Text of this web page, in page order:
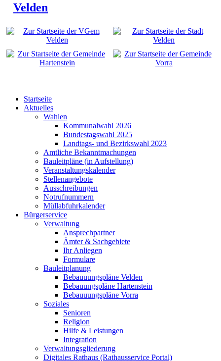
Startseite
Aktuelles
Wahlen
Kommunalwahl 2026
Bundestagswahl 2025
Landtags- und Bezirkswahl 2023
Amtliche Bekanntmachungen
Bauleitpläne (in Aufstellung)
Veranstaltungskalender
Stellenangebote
Ausschreibungen
Notrufnummern
Müllabfuhrkalender
Bürgerservice
Verwaltung
Ansprechpartner
Ämter & Sachgebiete
Ihr Anliegen
Formulare
Bauleitplanung
Bebauuungspläne Velden
Bebauungspläne Hartenstein
Bebauuungspläne Vorra
Soziales
Senioren
Religion
Hilfe & Leistungen
Integration
Verwaltungsgliederung
Digitales Rathaus (Rathausservice Portal)